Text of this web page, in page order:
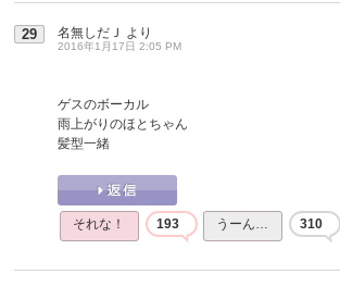
29 名無しだＪ より
2016年1月17日 2:05 PM
ゲスのボーカル
雨上がりのほとちゃん
髪型一緒
それな！ 193 うーん… 310